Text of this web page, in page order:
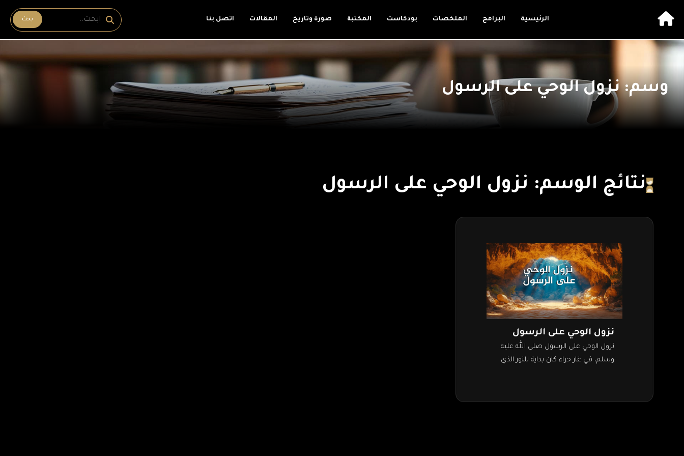
الرئيسية البرامج الملخصات بودكاست المكتبة صورة وتاريخ المقالات اتصل بنا بحث
وسم: نزول الوحي على الرسول
نتائج الوسم: نزول الوحي على الرسول
نزول الوحي على الرسول
نزول الوحي على الرسول صلى الله عليه
وسلم، في غار حراء كان بداية للنور الذي